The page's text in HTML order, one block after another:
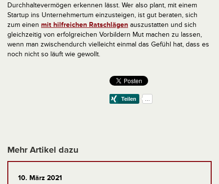
Durchhaltevermögen erkennen lässt. Wer also plant, mit einem
Startup ins Unternehmertum einzusteigen, ist gut beraten, sich
zum einen mit hilfreichen Ratschlägen auszustatten und sich
gleichzeitig von erfolgreichen Vorbildern Mut machen zu lassen,
wenn man zwischendurch vielleicht einmal das Gefühl hat, dass es
noch nicht so läuft wie gewollt.
Mehr Artikel dazu
10. März 2021